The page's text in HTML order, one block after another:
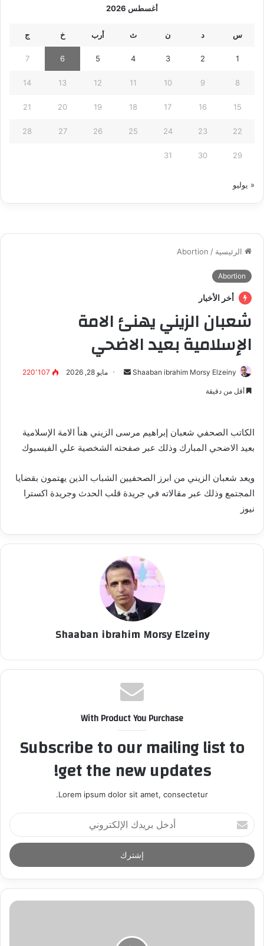
أغسطس 2026
س د ن ث أرب خ ج
1
2
3
4
5
6
7
8
9
10
11
12
13
14
15
16
17
18
19
20
21
22
23
24
25
26
27
28
29
30
31
« يوليو